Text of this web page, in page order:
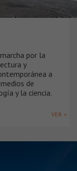
por la
y
a
de
y la ciencia.
VER +